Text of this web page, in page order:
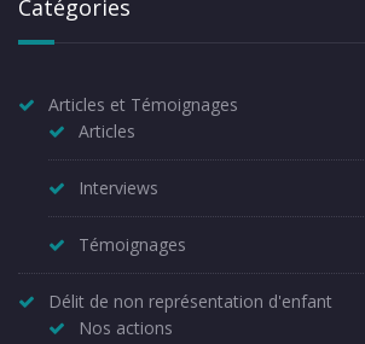
Catégories
Articles et Témoignages
Articles
Interviews
Témoignages
Délit de non représentation d'enfant
Nos actions